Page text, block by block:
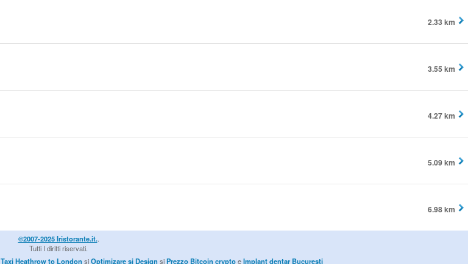
2.33 km
3.55 km
4.27 km
5.09 km
6.98 km
©2007-2025 Iristorante.it..
Tutti I diritti riservati.
Taxi Heathrow to London siOptimizare si Design siPrezzo Bitcoin cryptoeImplant dentar Bucuresti